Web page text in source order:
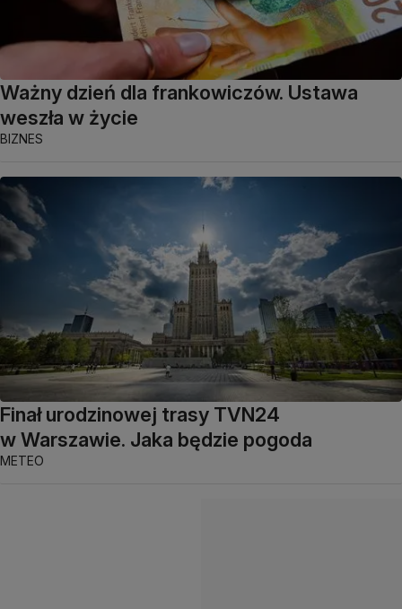
Ważny dzień dla frankowiczów. Ustawa
weszła w życie
BIZNES
Finał urodzinowej trasy TVN24
w Warszawie. Jaka będzie pogoda
METEO